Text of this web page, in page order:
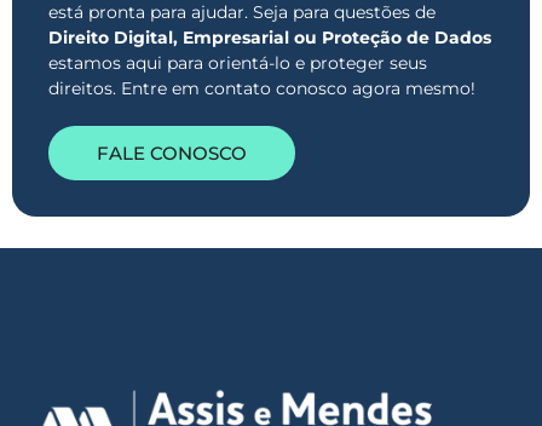
está pronta para ajudar. Seja para questões de
Direito Digital, Empresarial ou Proteção de Dados
estamos aqui para orientá-lo e proteger seus
direitos. Entre em contato conosco agora mesmo!
FALE CONOSCO